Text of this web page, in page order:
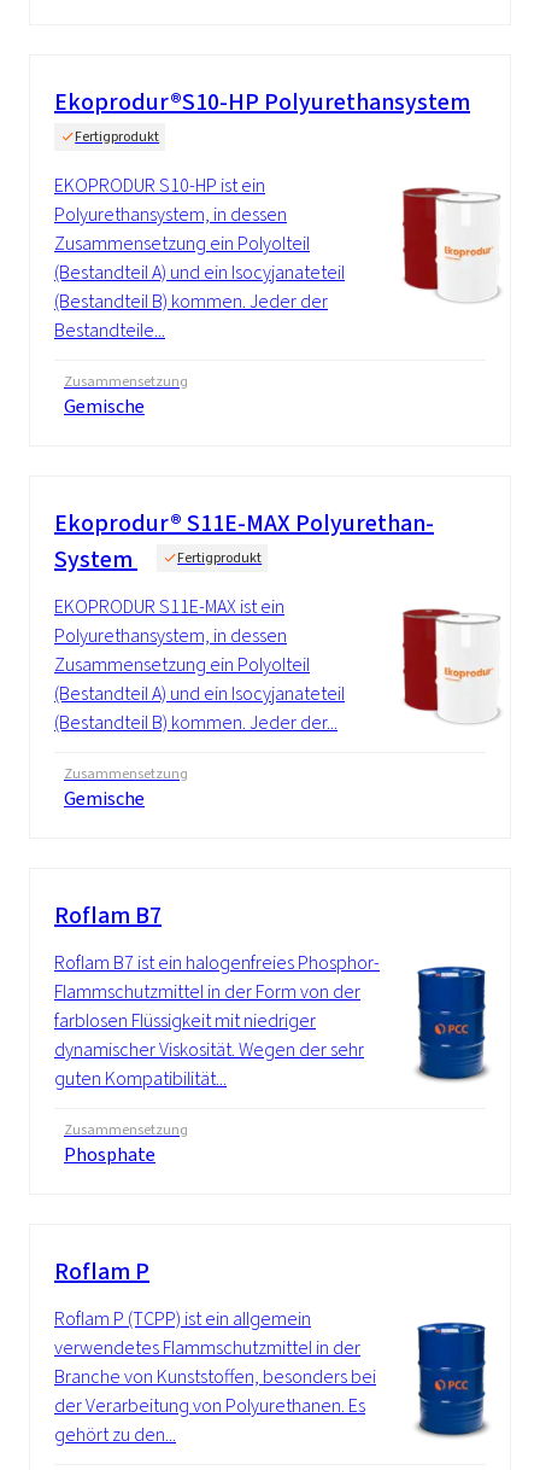
Ekoprodur®S10-HP Polyurethansystem
Fertigprodukt
EKOPRODUR S10-HP ist ein
Polyurethansystem, in dessen
Zusammensetzung ein Polyolteil
(Bestandteil A) und ein Isocyjanateteil
(Bestandteil B) kommen. Jeder der
Bestandteile...
Zusammensetzung
Gemische
Ekoprodur® S11E-MAX Polyurethan-
System
Fertigprodukt
EKOPRODUR S11E-MAX ist ein
Polyurethansystem, in dessen
Zusammensetzung ein Polyolteil
(Bestandteil A) und ein Isocyjanateteil
(Bestandteil B) kommen. Jeder der...
Zusammensetzung
Gemische
Roflam B7
Roflam B7 ist ein halogenfreies Phosphor-
Flammschutzmittel in der Form von der
farblosen Flüssigkeit mit niedriger
dynamischer Viskosität. Wegen der sehr
guten Kompatibilität...
Zusammensetzung
Phosphate
Roflam P
Roflam P (TCPP) ist ein allgemein
verwendetes Flammschutzmittel in der
Branche von Kunststoffen, besonders bei
der Verarbeitung von Polyurethanen. Es
gehört zu den...